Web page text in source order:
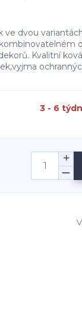
ve dvou
Kvalitní
3 - 6